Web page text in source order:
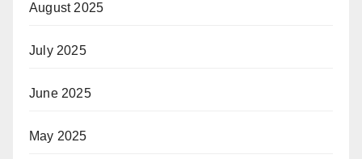
August 2025
July 2025
June 2025
May 2025